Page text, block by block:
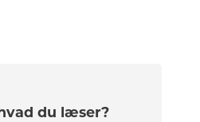
du læser?